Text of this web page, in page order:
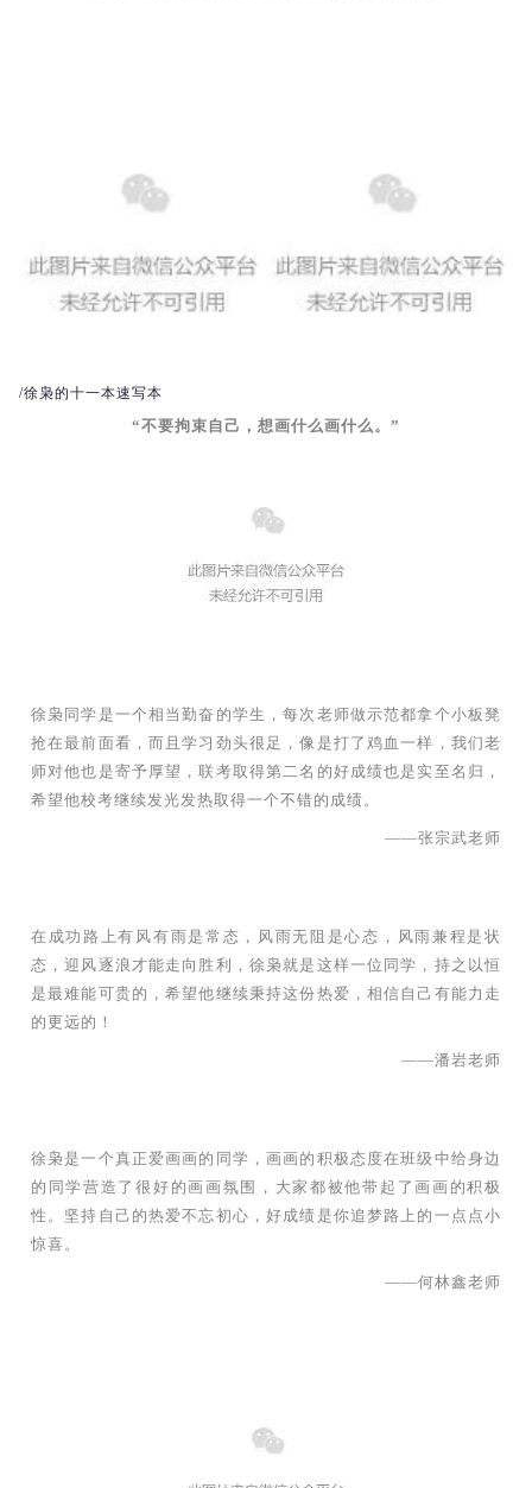
/徐枭的十一本速写本
“不要拘束自己，想画什么画什么。”
徐枭同学是一个相当勤奋的学生，每次老师做示范都拿个小板凳
抢在最前面看，而且学习劲头很足，像是打了鸡血一样，我们老
师对他也是寄予厚望，联考取得第二名的好成绩也是实至名归，
希望他校考继续发光发热取得一个不错的成绩。
——张宗武老师
在成功路上有风有雨是常态，风雨无阻是心态，风雨兼程是状
态，迎风逐浪才能走向胜利，徐枭就是这样一位同学，持之以恒
是最难能可贵的，希望他继续秉持这份热爱，相信自己有能力走
的更远的！
——潘岩老师
徐枭是一个真正爱画画的同学，画画的积极态度在班级中给身边
的同学营造了很好的画画氛围，大家都被他带起了画画的积极
性。坚持自己的热爱不忘初心，好成绩是你追梦路上的一点点小
惊喜。
——何林鑫老师